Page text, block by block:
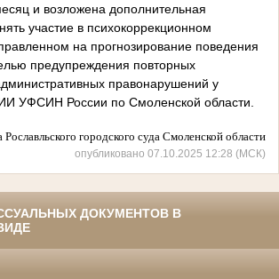
и возложена дополнительная
участие в психокоррекционном
на прогнозирование поведения
предупреждения повторных
правонарушений у
УФСИН России по Смоленской области.
городского суда Смоленской области
опубликовано 07.10.2025 12:28 (МСК)
ДОКУМЕНТОВ В